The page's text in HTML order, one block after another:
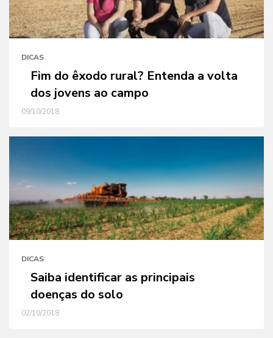
DICAS
Fim do êxodo rural? Entenda a volta
dos jovens ao campo
09/10/2018
DICAS
Saiba identificar as principais
doenças do solo
02/10/2018